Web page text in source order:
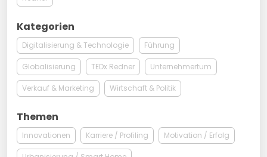
Kategorien
Digitalisierung & Technologie Führung
Globalisierung TEDx Redner Unternehmertum
Verkauf & Marketing Wirtschaft & Politik
Themen
Innovationen Karriere / Profiling Motivation / Erfolg